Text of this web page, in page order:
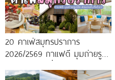
20 คาเฟ่สมุทรปราการ
2026/2569 กาแฟดี มุมถ่ายรูป